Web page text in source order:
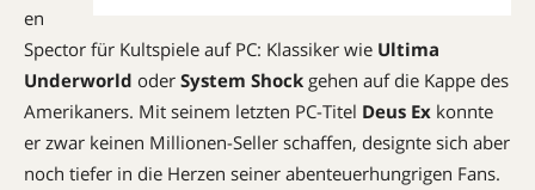
en
Spector für Kultspiele auf PC: Klassiker wie Ultima
Underworld oder System Shock gehen auf die Kappe des
Amerikaners. Mit seinem letzten PC-Titel Deus Ex konnte
er zwar keinen Millionen-Seller schaffen, designte sich aber
noch tiefer in die Herzen seiner abenteuerhungrigen Fans.